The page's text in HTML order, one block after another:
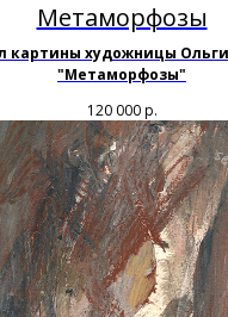
Метаморфозы
картины художницы
"Метаморфозы"
120 000 р.